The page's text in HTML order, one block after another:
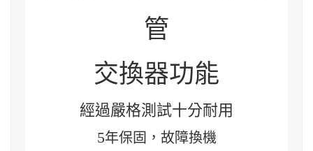
管
交換器功能
經過嚴格測試十分耐用
5年保固，故障換機